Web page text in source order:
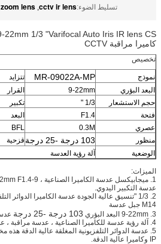
تسليط الضوء:cctv ir lens
,
lens
كاميرا مراقبة CCTV
تخصيص
نموذج MR-09022A-MP تتزايد
البعد البؤري
9-22mm القرار
حجم الاستشعار
1/3 " تكبير
فتحة
F1.4 البعد
عصري
0.3M
BFL
منظور
103 درجة -25 درجة قزحية
الوضعية
آلة رؤية العدسة
الميزات:
عدسة التكبير اليدوي.
2. 1/3 "تنسيق عالية الجودة عدسة الكاميرا الدوائر
M14 جبل عدسة
3. 9-22mm البعد البؤري
103 درجة -25 درجة
4. آلة رؤية عدسة للكاميرا الصناعية ، عدسة مراقبة ، عدسة مراقبة مجال كبير
5. عدسة الدوائر التلفزيونية المغلقة عالية الدقة
IP وكاميرا عالية الدقة.